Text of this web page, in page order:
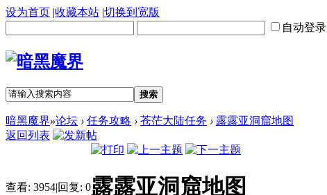
设为首页 |收藏本站 |切换到宽版
自动登录
搜索
暗黑魔界»论坛 › 任务攻略 › 苍茫大陆任务 › 露露亚洞窟地图
返回列表
查看: 3954|回复: 0露露亚洞窟地图